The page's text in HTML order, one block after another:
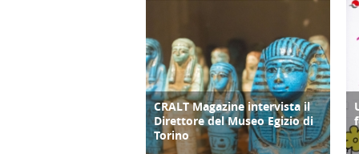
COPERTINA
CRALT Magazine intervista il
Direttore del Museo Egizio di
Torino